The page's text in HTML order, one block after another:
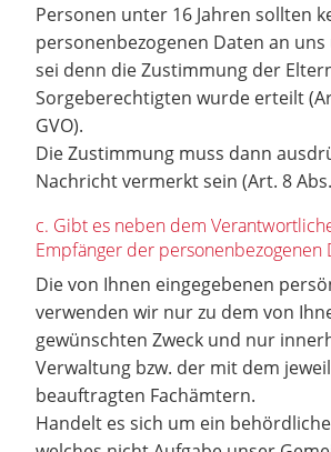
Personen unter 16 Jahren sollten
personenbezogenen Daten an
sei denn die Zustimmung der
Sorgeberechtigten wurde erteilt
GVO).
Die Zustimmung muss dann
Nachricht vermerkt sein (Art. 8 Abs.
c. Gibt es neben dem
Empfänger der personenbezogenen
Die von Ihnen eingegebenen
verwenden wir nur zu dem von
gewünschten Zweck und nur
Verwaltung bzw. der mit dem
beauftragten Fachämtern.
Handelt es sich um ein